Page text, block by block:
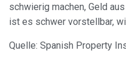
schwierig machen, Geld
ist es schwer vorstellbar,
Quelle: Spanish Property